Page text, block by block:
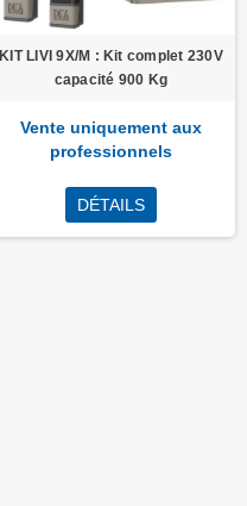
KIT LIVI 9X/M : Kit complet 230V
capacité 900 Kg
Vente uniquement aux
professionnels
DÉTAILS